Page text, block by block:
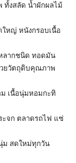
ทั้งสลัด น้ำผักผลไม้
หญ่ หนังกรอบเนื้อ
ลากชนิด ทอดมัน
ยวัตถุดิบคุณภาพ
เนื้อนุ่มหอมกะทิ
จก ตลาดรถไฟ แซ่
ม สดใหม่ทุกวัน